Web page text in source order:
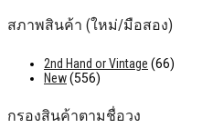
สภาพสินค้า (ใหม่/มือสอง)
2nd Hand or Vintage (66)
New(556)
กรองสินค้าตามชื่อวง